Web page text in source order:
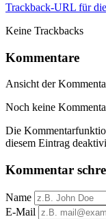
Trackback-URL für
Keine Trackbacks
Kommentare
Ansicht der
Noch keine
Die
diesem Eintrag
Kommentar
Name
E-Mail